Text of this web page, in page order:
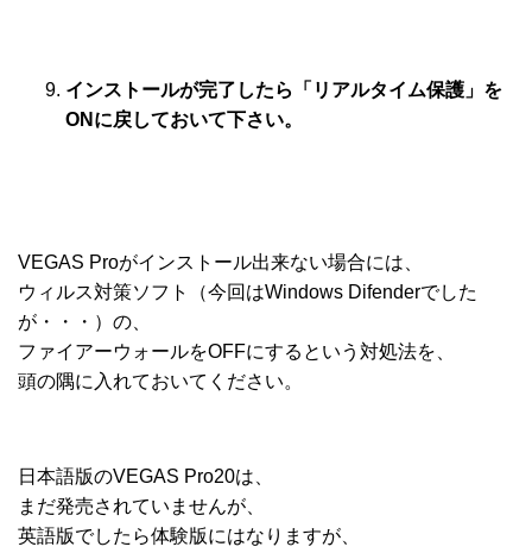
インストールが完了したら「リアルタイム保護」を
ONに戻しておいて下さい。
VEGAS Proがインストール出来ない場合には、
ウィルス対策ソフト（今回はWindows Difenderでした
が・・・）の、
ファイアーウォールをOFFにするという対処法を、
頭の隅に入れておいてください。
日本語版のVEGAS Pro20は、
まだ発売されていませんが、
英語版でしたら体験版にはなりますが、